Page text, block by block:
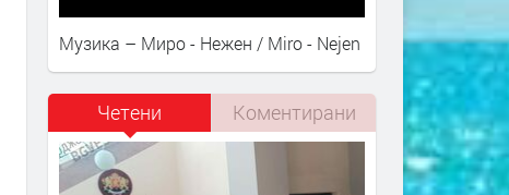
Музика – Миро - Нежен / Miro - Nejen
Четени Коментирани